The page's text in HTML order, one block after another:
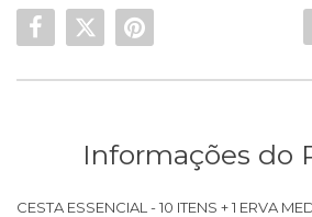
Informações do
CESTA ESSENCIAL - 10 ITENS + 1 ERVA